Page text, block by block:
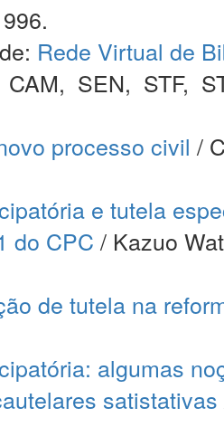
Rede Virtual de
CAM, SEN, STF,
processo civil /
e tutela
do CPC / Kazuo
de tutela na
algumas
satistativas